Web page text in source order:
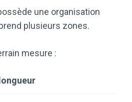
une organisation
plusieurs zones.
mesure :